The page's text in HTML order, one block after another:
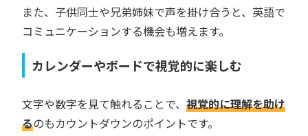
また、子供同士や兄弟姉妹で声を掛け合うと、英語で
コミュニケーションする機会も増えます。
カレンダーやボードで視覚的に楽しむ
文字や数字を見て触れることで、 視覚的に理解を助け
るのもカウントダウンのポイントです。